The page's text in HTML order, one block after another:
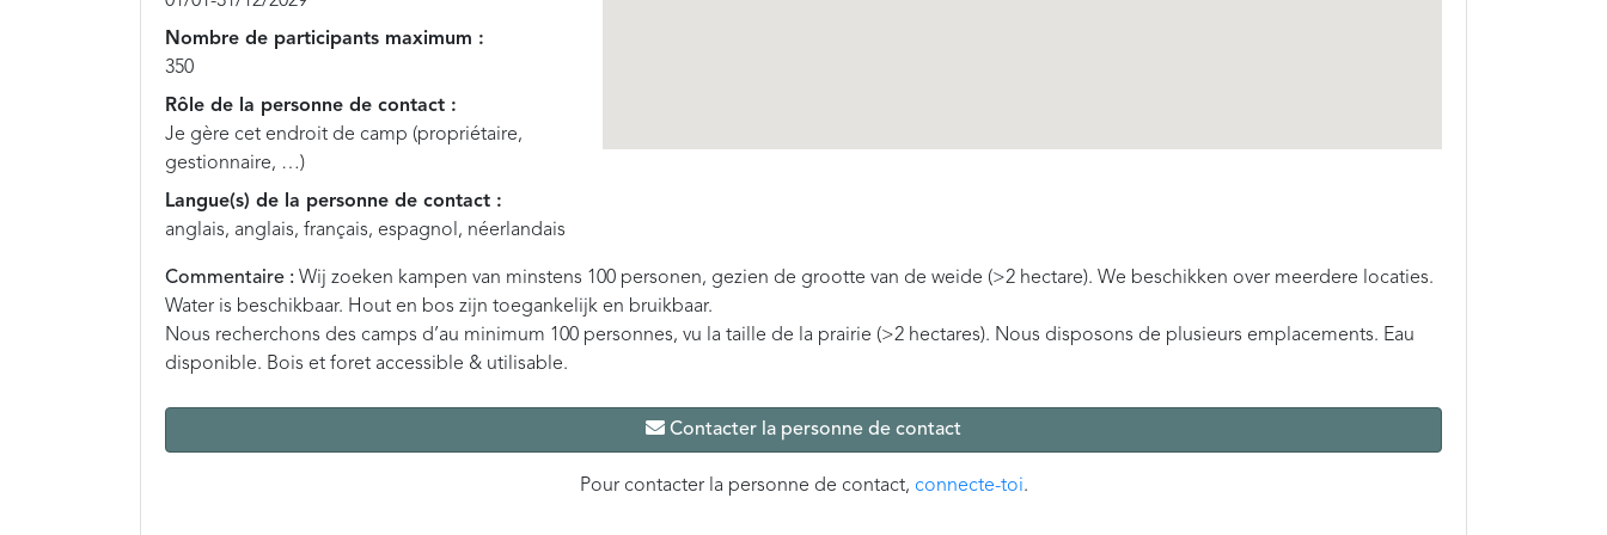
Nombre de participants maximum :
350
Rôle de la personne de contact :
Je gère cet endroit de camp (propriétaire,
gestionnaire, …)
Langue(s) de la personne de contact :
anglais, anglais, français, espagnol, néerlandais
Commentaire : Wij zoeken kampen van minstens 100 personen, gezien de grootte van de weide (>2 hectare). We beschikken over meerdere locaties.
Water is beschikbaar. Hout en bos zijn toegankelijk en bruikbaar.
Nous recherchons des camps d’au minimum 100 personnes, vu la taille de la prairie (>2 hectares). Nous disposons de plusieurs emplacements. Eau
disponible. Bois et foret accessible & utilisable.
Contacter la personne de contact
Pour contacter la personne de contact, connecte-toi.